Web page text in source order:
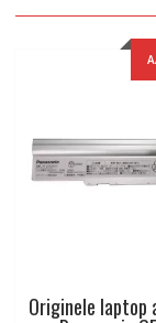
Originele laptop